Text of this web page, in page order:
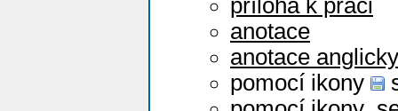
příloha k práci
anotace
anotace anglicky
pomocí ikony